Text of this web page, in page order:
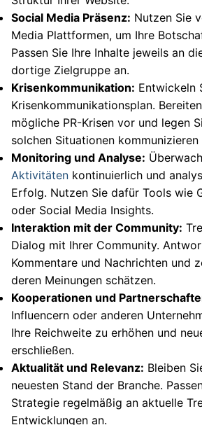
Social Media Präsenz: Nutzen Sie
Media Plattformen, um Ihre
Passen Sie Ihre Inhalte jeweils an
dortige Zielgruppe an.
Krisenkommunikation: Entwickeln
Krisenkommunikationsplan.
mögliche PR-Krisen vor und legen
solchen Situationen kommunizieren
Monitoring und Analyse:
Aktivitäten kontinuierlich und
Erfolg. Nutzen Sie dafür Tools wie
oder Social Media Insights.
Interaktion mit der Community:
Dialog mit Ihrer Community.
Kommentare und Nachrichten und
deren Meinungen schätzen.
Kooperationen und
Influencern oder anderen
Ihre Reichweite zu erhöhen und
erschließen.
Aktualität und Relevanz: Bleiben
neuesten Stand der Branche.
Strategie regelmäßig an aktuelle
Entwicklungen an.